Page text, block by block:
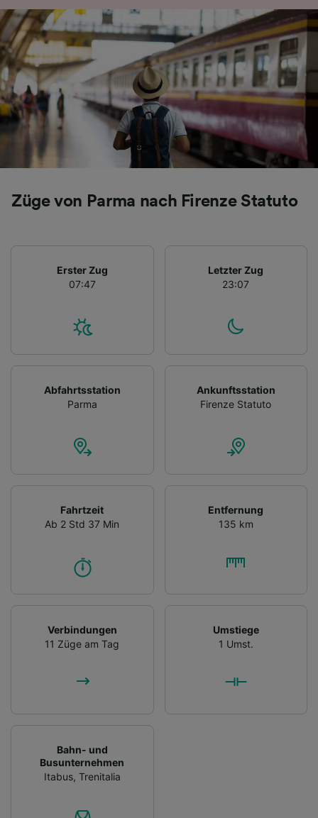
Züge von Parma nach Firenze Statuto
Erster Zug
07:47
Letzter Zug
23:07
Abfahrtsstation
Parma
Ankunftsstation
Firenze Statuto
Fahrtzeit
Ab 2 Std 37 Min
Entfernung
135 km
Verbindungen
11 Züge am Tag
Umstiege
1 Umst.
Bahn- und
Busunternehmen
Itabus, Trenitalia
aktiv abfragen. Speichern von oder Zugriff auf
Informationen auf einem Endgerät.
Personalisierte Werbung und Inhalte, Messung
von Werbeleistung und der Performance von
Inhalten, Zielgruppenforschung sowie
Entwicklung und Verbesserung von
Angeboten.
Liste der Partner (Lieferanten)